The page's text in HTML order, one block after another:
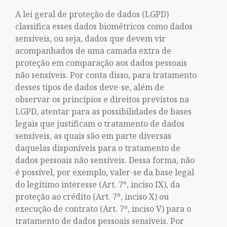
A lei geral de proteção de dados (LGPD)
classifica esses dados biométricos como dados
sensíveis, ou seja, dados que devem vir
acompanhados de uma camada extra de
proteção em comparação aos dados pessoais
não sensíveis. Por conta disso, para tratamento
desses tipos de dados deve-se, além de
observar os princípios e direitos previstos na
LGPD, atentar para as possibilidades de bases
legais que justificam o tratamento de dados
sensíveis, as quais são em parte diversas
daquelas disponíveis para o tratamento de
dados pessoais não sensíveis. Dessa forma, não
é possível, por exemplo, valer-se da base legal
do legítimo interesse (Art. 7º, inciso IX), da
proteção ao crédito (Art. 7º, inciso X) ou
execução de contrato (Art. 7º, inciso V) para o
tratamento de dados pessoais sensíveis. Por